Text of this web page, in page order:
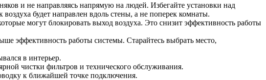
и не направляясь напрямую на людей. Избегайте установки над
будет направлен вдоль стены, а не поперек комнаты.
могут блокировать выход воздуха. Это снизит эффективность работы
эффективность работы системы. Старайтесь выбрать место,
в интерьер.
чистки фильтров и технического обслуживания.
к ближайшей точке подключения.